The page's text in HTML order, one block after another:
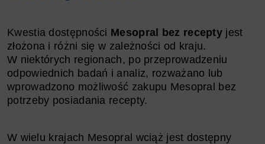
Kwestia dostępności Mesopral bez recepty jest
złożona i różni się w zależności od kraju.
W niektórych regionach, po przeprowadzeniu
odpowiednich badań i analiz, rozważano lub
wprowadzono możliwość zakupu Mesopral bez
potrzeby posiadania recepty.
W wielu krajach Mesopral wciąż jest dostępny